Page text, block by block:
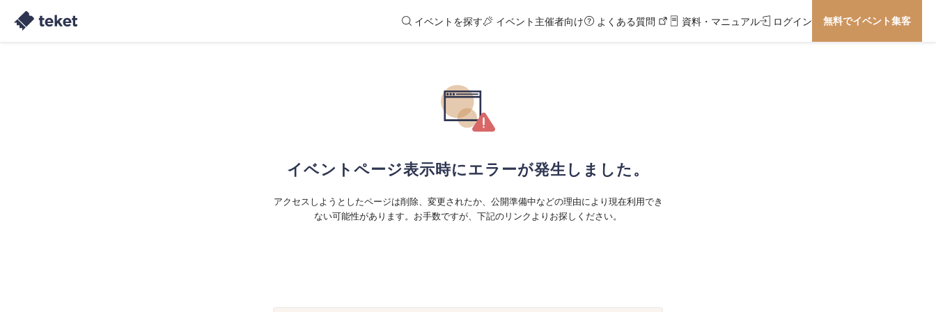
イベントを探す イベント主催者向け よくある質問 資料・マニュアル ログイン 無料でイベント集客
イベントページ表示時にエラーが発生しました。
アクセスしようとしたページは削除、変更されたか、公開準備中などの理由により現在利用でき
ない可能性があります。お手数ですが、下記のリンクよりお探しください。